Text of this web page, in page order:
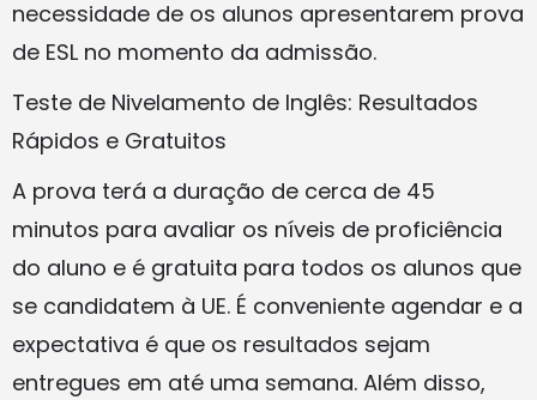
necessidade de os alunos apresentarem prova
de ESL no momento da admissão.
Teste de Nivelamento de Inglês: Resultados
Rápidos e Gratuitos
A prova terá a duração de cerca de 45
minutos para avaliar os níveis de proficiência
do aluno e é gratuita para todos os alunos que
se candidatem à UE. É conveniente agendar e a
expectativa é que os resultados sejam
entregues em até uma semana. Além disso,